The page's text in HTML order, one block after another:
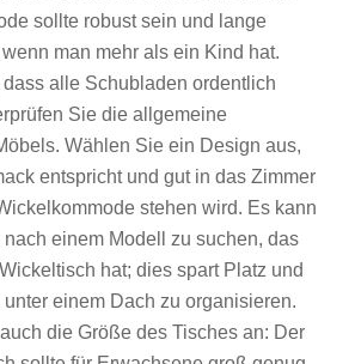
sollte robust sein und lange
man mehr als ein Kind hat.
alle Schubladen ordentlich
Sie die allgemeine
Wählen Sie ein Design aus,
entspricht und gut in das Zimmer
stehen wird. Es kann
einem Modell zu suchen, das
hat; dies spart Platz und
einem Dach zu organisieren.
die Größe des Tisches an: Der